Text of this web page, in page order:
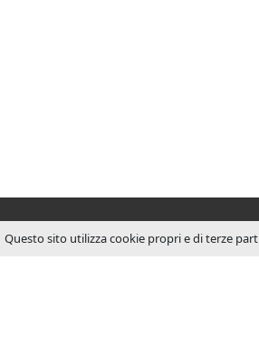
Questo sito utilizza cookie propri e di terze